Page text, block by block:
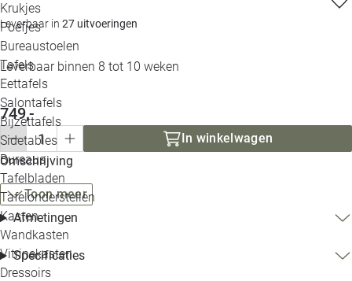
Krukjes
Poefjes
Bureaustoelen
Tafels
Eettafels
Salontafels
Bijzettafels
Sidetables
Bureaus
Tafelbladen
Tafelonderstellen
Kasten
Wandkasten
Vitrinekasten
Dressoirs
Leverbaar in 27 uitvoeringen
Leverbaar binnen 8 tot 10 weken
749,-
In winkelwagen
Omschrijving
Toon meer
Afmetingen
Specificaties